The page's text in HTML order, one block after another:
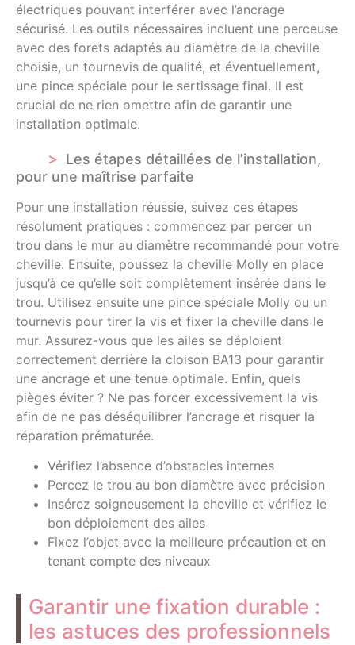
électriques pouvant interférer avec l’ancrage
sécurisé. Les outils nécessaires incluent une perceuse
avec des forets adaptés au diamètre de la cheville
choisie, un tournevis de qualité, et éventuellement,
une pince spéciale pour le sertissage final. Il est
crucial de ne rien omettre afin de garantir une
installation optimale.
Les étapes détaillées de l’installation,
pour une maîtrise parfaite
Pour une installation réussie, suivez ces étapes
résolument pratiques : commencez par percer un
trou dans le mur au diamètre recommandé pour votre
cheville. Ensuite, poussez la cheville Molly en place
jusqu’à ce qu’elle soit complètement insérée dans le
trou. Utilisez ensuite une pince spéciale Molly ou un
tournevis pour tirer la vis et fixer la cheville dans le
mur. Assurez-vous que les ailes se déploient
correctement derrière la cloison BA13 pour garantir
une ancrage et une tenue optimale. Enfin, quels
pièges éviter ? Ne pas forcer excessivement la vis
afin de ne pas déséquilibrer l’ancrage et risquer la
réparation prématurée.
Vérifiez l’absence d’obstacles internes
Percez le trou au bon diamètre avec précision
Insérez soigneusement la cheville et vérifiez le
bon déploiement des ailes
Fixez l’objet avec la meilleure précaution et en
tenant compte des niveaux
Garantir une fixation durable :
les astuces des professionnels